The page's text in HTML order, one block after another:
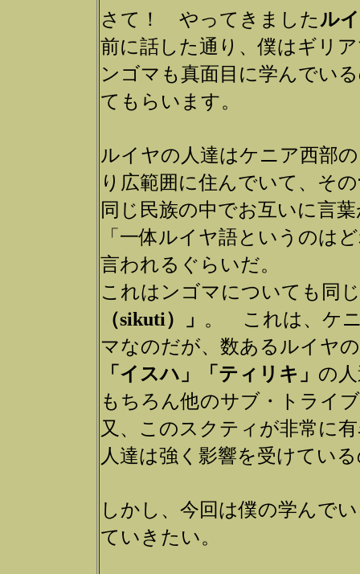
さて！ やってきましたル
前に話した通り、僕はギリ
ンゴマも真面目に学んでい
てもらいます。
ルイヤの人達はケニア西部の
り広範囲に住んでいて、その
同じ民族の中でお互いに言
「一体ルイヤ語というのは
言われるぐらいだ。
これはンゴマについても同
（sikuti）」 。 これは、ケ
マなのだが、数あるルイヤ
「イスハ」「ティリキ」 の
もちろん他のサブ・トライ
又、このスクティが非常に
人達は強く影響を受けてい
しかし、今回は僕の学んで
ていきたい。